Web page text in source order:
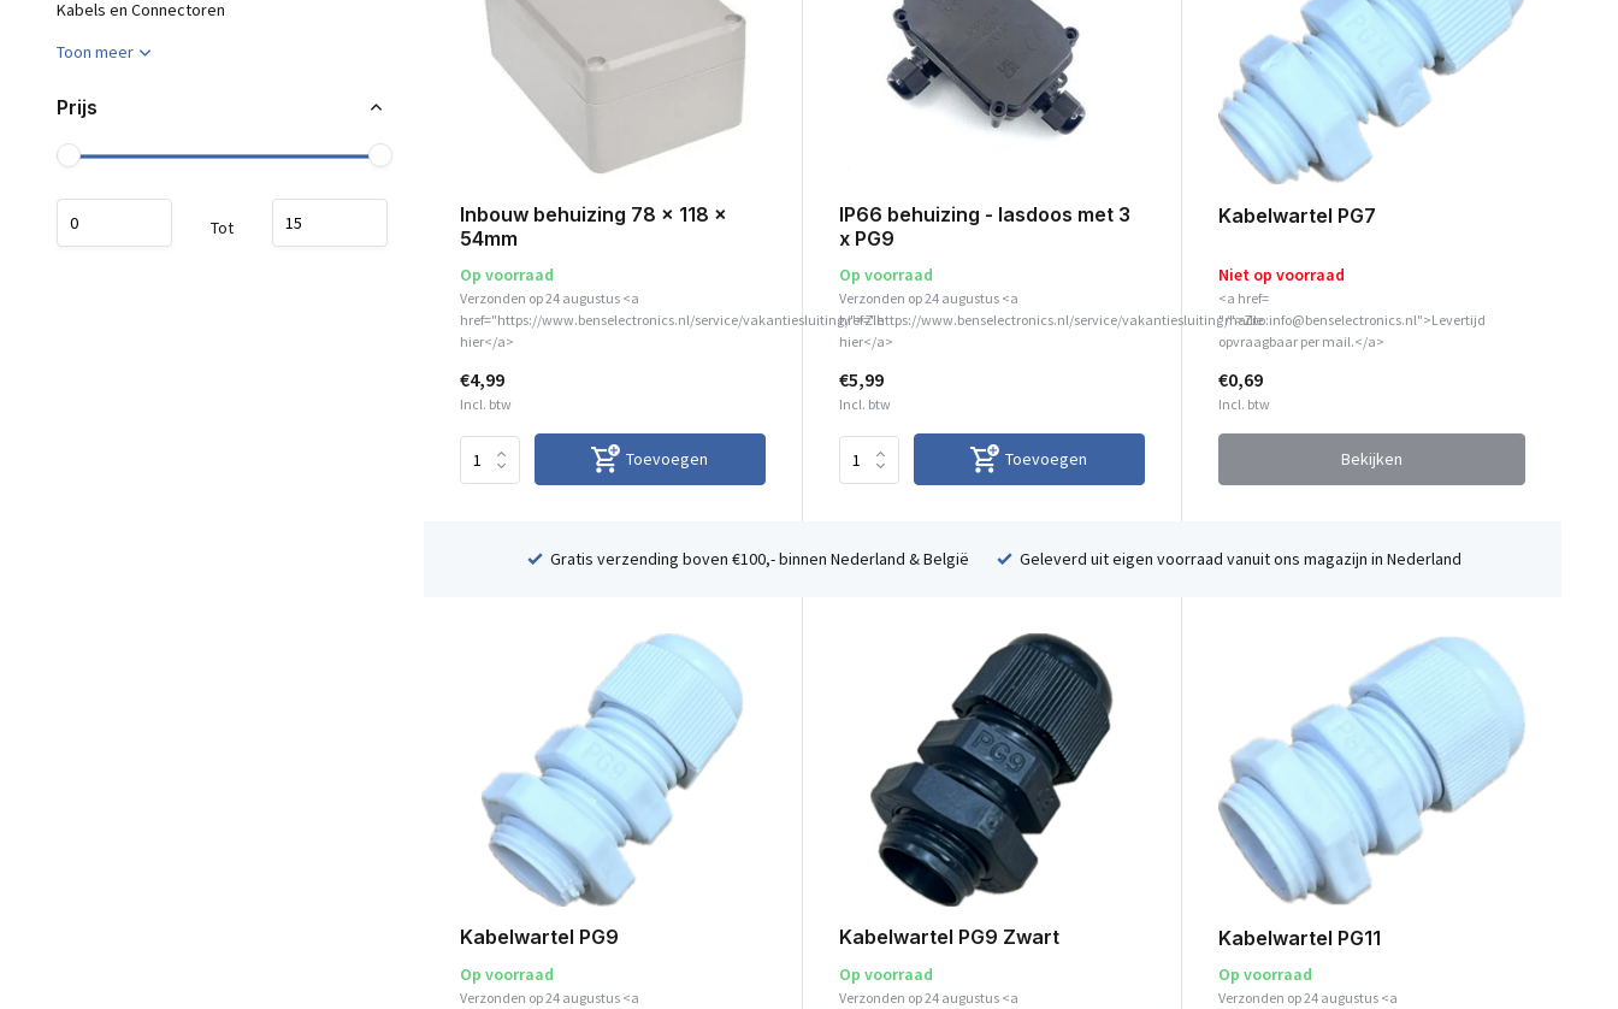
Kabels en Connectoren
Toon meer
Prijs
Tot
Inbouw behuizing 78 x 118 x
54mm
Op voorraad
Verzonden op 24 augustus <a
href="https://www.benselectronics.nl/service/vakantiesluiting/">Zie
hier</a>
€4,99
Incl. btw
Toevoegen
IP66 behuizing - lasdoos met 3
x PG9
Op voorraad
Verzonden op 24 augustus <a
href="https://www.benselectronics.nl/service/vakantiesluiting/">Zie
hier</a>
€5,99
Incl. btw
Toevoegen
Kabelwartel PG7
Niet op voorraad
<a href=
"mailto:info@benselectronics.nl">Levertijd
opvraagbaar per mail.</a>
€0,69
Incl. btw
Bekijken
Gratis verzending boven €100,- binnen Nederland & België Geleverd uit eigen voorraad vanuit ons magazijn in Nederland
Kabelwartel PG9
Op voorraad
Verzonden op 24 augustus <a
Kabelwartel PG9 Zwart
Op voorraad
Verzonden op 24 augustus <a
Kabelwartel PG11
Op voorraad
Verzonden op 24 augustus <a